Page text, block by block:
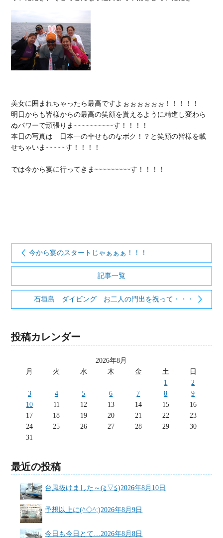
美女に囲まれちゃったら最高ですよぉぉぉぉぉぉ！！！！！
明日からも皆様からの最高の笑顔を貰えるように精進し変わら
ぬパワーで頑張りま~~~~~~~~~~す！！！！
本日の写真は　日本一の幸せものなボク！？と笑顔の皆様を載
せちゃいま~~~~~す！！！！
では今から宴に行ってきま~~~~~~~~~す！！！！
今から宴のスタートじゃぁぁぁ！！！
記事一覧
石垣島 ダイビング お二人の門出を祝って・・・
投稿カレンダー
2026年8月
月
火 水 木 金 土
日
1
2
3
4 5 6 7 8
9
10
11 12 13 14 15
16
17
18 19 20 21 22
23
24
25 26 27 28 29
30
31
最近の投稿
台風抜けました～(≧▽≦)2026年8月10日
予想以上に(^◇^;)2026年8月9日
今日も今日とて… 2026年8月8日